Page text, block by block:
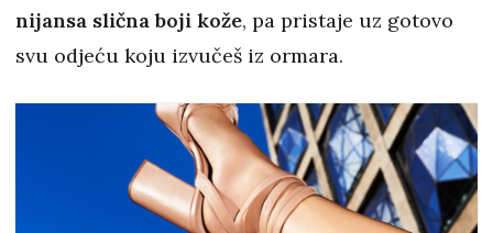
nijansa slična boji kože, pa pristaje uz gotovo
svu odjeću koju izvučeš iz ormara.